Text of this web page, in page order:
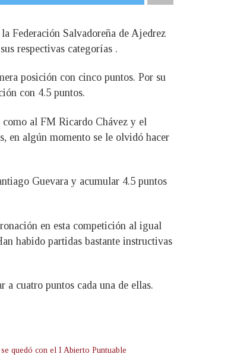
Federación Salvadoreña de Ajedrez
respectivas categorías .
posición con cinco puntos. Por su
con 4.5 puntos.
al FM Ricardo Chávez y el
en algún momento se le olvidó hacer
Guevara y acumular 4.5 puntos
en esta competición al igual
habido partidas bastante instructivas
cuatro puntos cada una de ellas.
quedó con el I Abierto Puntuable